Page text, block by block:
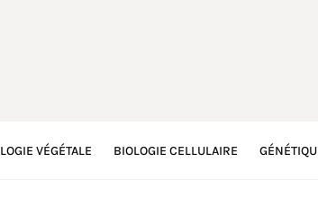
VÉGÉTALE BIOLOGIE CELLULAIRE